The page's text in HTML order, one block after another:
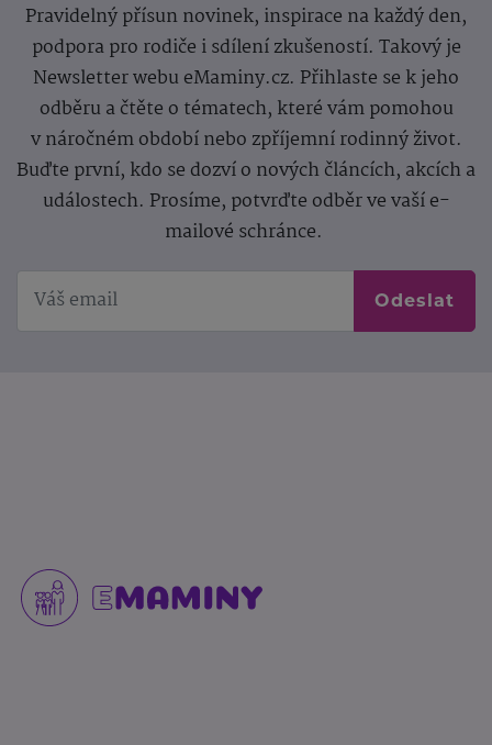
Pravidelný přísun novinek, inspirace na každý den,
podpora pro rodiče i sdílení zkušeností. Takový je
Newsletter webu eMaminy.cz. Přihlaste se k jeho
odběru a čtěte o tématech, které vám pomohou
v náročném období nebo zpříjemní rodinný život.
Buďte první, kdo se dozví o nových článcích, akcích a
událostech. Prosíme, potvrďte odběr ve vaší e-
mailové schránce.
Odeslat